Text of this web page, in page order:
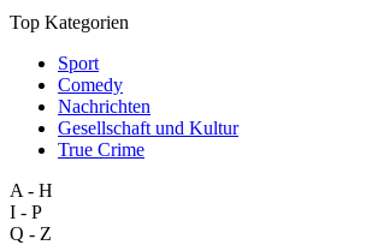
Top Kategorien
Sport
Comedy
Nachrichten
Gesellschaft und Kultur
True Crime
A - H
I - P
Q - Z